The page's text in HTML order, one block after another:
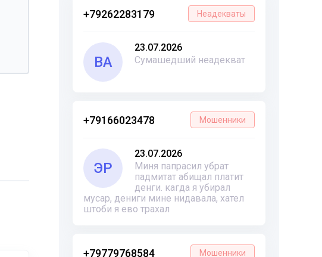
+79262283179 Неадекваты
ВА
23.07.2026
Сумашедший неадекват
+79166023478 Мошенники
ЭР
23.07.2026
Миня папрасил убрат
падмитат абищал платит
денги. кагда я убирал
мусар, дениги мине нидавала, хател
штоби я ево трахал
+79779768584 Мошенники